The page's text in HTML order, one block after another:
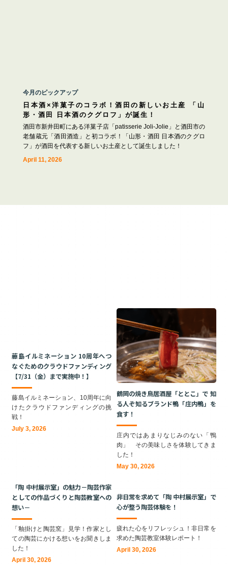
今月のピックアップ
日本酒×洋菓子のコラボ！酒田の新しいお土産 「山
形・酒田 日本酒のクグロフ」が誕生！
酒田市新井田町にある洋菓子店「patisserie Joli-Jolie」と酒田市の
老舗蔵元「酒田酒造」と初コラボ！「山形・酒田 日本酒のクグロ
フ」が酒田を代表する新しいお土産として誕生しました！
April 11, 2026
藤島イルミネーション 10周年へつ
なぐためのクラウドファンディング
【7/31（金）まで実施中！】
藤島イルミネーション、10周年に向
けたクラウドファンディングの挑
戦！
July 3, 2026
鶴岡の焼き鳥居酒屋「ととこ」で 知
る人ぞ知るブランド鴨「庄内鴨」を
食す！
庄内ではあまりなじみのない「鴨
肉」 その美味しさを体験してきま
した！
May 30, 2026
「陶 中村展示室」の魅力－陶芸作家
としての作品づくりと陶芸教室への
想い－
「釉掛けと陶芸窯」見学！作家とし
ての陶芸にかける想いをお聞きしま
した！
April 30, 2026
非日常を求めて「陶 中村展示室」で
心が整う陶芸体験を！
疲れた心をリフレッシュ！非日常を
求めた陶芸教室体験レポート！
April 30, 2026